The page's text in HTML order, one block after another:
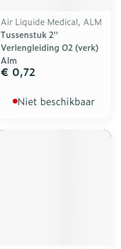
Air Liquide Medical, ALM
Tussenstuk 2''
Verlengleiding O2 (verk)
Alm
€ 0,72
Niet beschikbaar